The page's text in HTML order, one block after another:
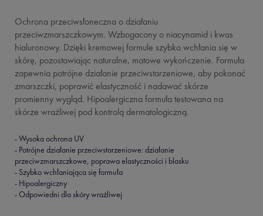
Ochrona przeciwsłoneczna o działaniu
przeciwzmarszczkowym. Wzbogacony o niacynamid i kwas
hialuronowy. Dzięki kremowej formule szybko wchłania się w
skórę, pozostawiając naturalne, matowe wykończenie. Formuła
zapewnia potrójne działanie przeciwstarzeniowe, aby pokonać
zmarszczki, poprawić elastyczność i nadawać skórze
promienny wygląd. Hipoalergiczna formuła testowana na
skórze wrażliwej pod kontrolą dermatologiczną.
- Wysoka ochrona UV
- Potrójne działanie przeciwstarzeniowe: działanie
przeciwzmarszczkowe, poprawa elastyczności i blasku
- Szybko wchłaniająca się formuła
- Hipoalergiczny
- Odpowiedni dla skóry wrażliwej